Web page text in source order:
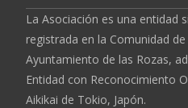
La Asociación es una entidad
registrada en la Comunidad
Ayuntamiento de las Rozas,
Entidad con Reconocimiento
Aikikai de Tokio, Japón.